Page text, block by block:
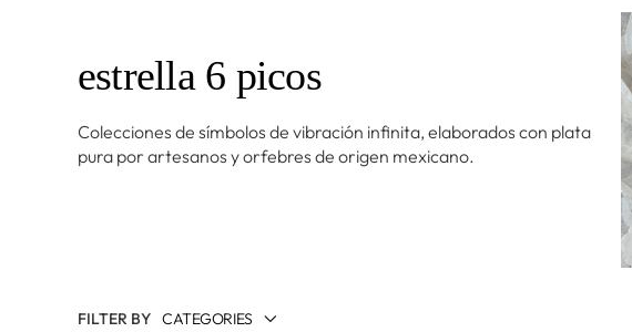
estrella 6 picos
Colecciones de símbolos de vibración infinita, elaborados con plata
pura por artesanos y orfebres de origen mexicano.
FILTER BY CATEGORIES